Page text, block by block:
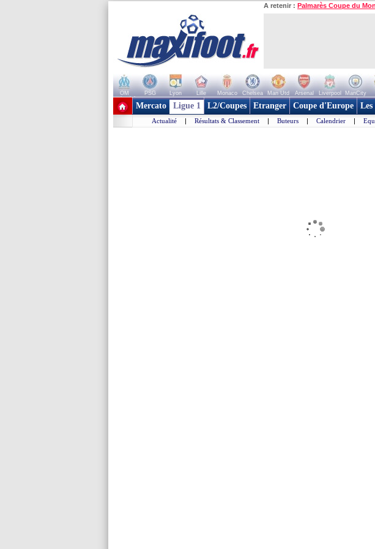
A retenir : Palmarès Coupe du
OM PSG Lyon Lille Monaco Chelsea Man Utd Arsenal Liverpool ManCity
+ de clubs
Mercato Ligue 1 L2/Coupes Etranger Coupe d'Europe
Actualité | Résultats & Classement | Buteurs | Calendrier |